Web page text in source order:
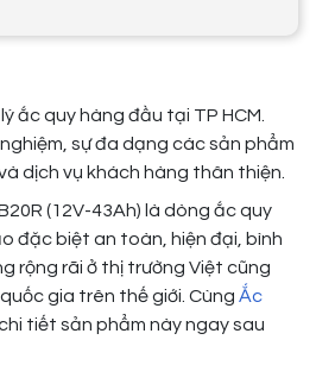
lý ắc quy hàng đầu tại TP HCM.
sự đa dạng các sản phẩm
dịch vụ khách hàng thân thiện.
(12V-43Ah) là dòng ắc quy
đặc biệt an toàn, hiện đại, bình
rộng rãi ở thị trường Việt cũng
gia trên thế giới. Cùng Ắc
tiết sản phẩm này ngay sau